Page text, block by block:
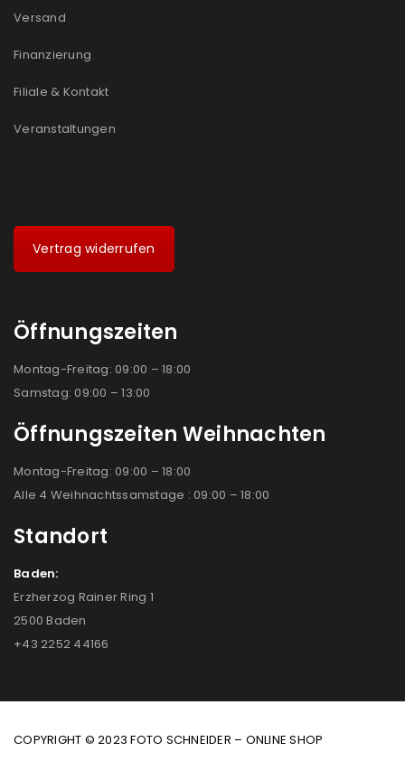
Versand
Finanzierung
Filiale & Kontakt
Veranstaltungen
Vertrag widerrufen
Öffnungszeiten
Montag-Freitag: 09:00 – 18:00
Samstag: 09:00 – 13:00
Öffnungszeiten Weihnachten
Montag-Freitag: 09:00 – 18:00
Alle 4 Weihnachtssamstage : 09:00 – 18:00
Standort
Baden:
Erzherzog Rainer Ring 1
2500 Baden
+43 2252 44166
COPYRIGHT © 2023 FOTO SCHNEIDER – ONLINE SHOP